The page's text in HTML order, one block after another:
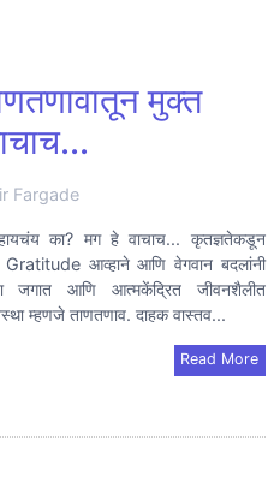
मुक्त
Fargade
का? मग हे वाचाच... कृतज्ञतेकडून
आव्हाने आणि वेगवान बदलांनी
जगात आणि आत्मकेंद्रित जीवनशैलीत
म्हणजे ताणतणाव. दाहक वास्तव...
Read More